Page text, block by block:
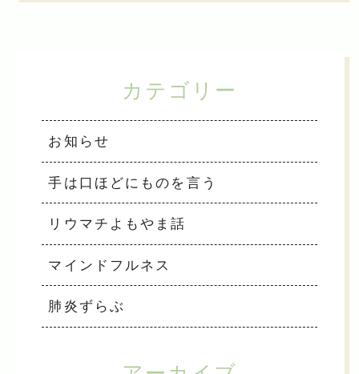
カテゴリー
お知らせ
手は口ほどにものを言う
リウマチよもやま話
マインドフルネス
肺炎ずらぶ